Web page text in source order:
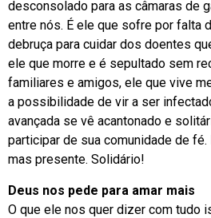
desconsolado para as câmaras de
entre nós. É ele que sofre por falta
debruça para cuidar dos doentes
ele que morre e é sepultado sem
familiares e amigos, ele que vive
a possibilidade de vir a ser
avançada se vê acantonado e
participar de sua comunidade de
mas presente. Solidário!
Deus nos pede para amar mais
O que ele nos quer dizer com tudo